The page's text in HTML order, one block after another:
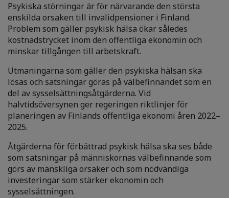
Psykiska störningar är för närvarande den största
enskilda orsaken till invalidpensioner i Finland.
Problem som gäller psykisk hälsa ökar således
kostnadstrycket inom den offentliga ekonomin och
minskar tillgången till arbetskraft.
Utmaningarna som gäller den psykiska hälsan ska
lösas och satsningar göras på välbefinnandet som en
del av sysselsättningsåtgärderna. Vid
halvtidsöversynen ger regeringen riktlinjer för
planeringen av Finlands offentliga ekonomi åren 2022–
2025.
Åtgärderna för förbättrad psykisk hälsa ska ses både
som satsningar på människornas välbefinnande som
görs av mänskliga orsaker och som nödvändiga
investeringar som stärker ekonomin och
sysselsättningen.